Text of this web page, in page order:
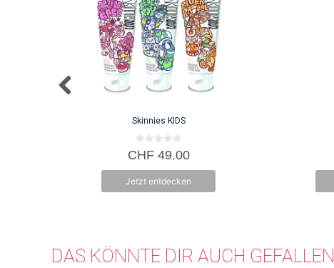
Skinnies KIDS
0
v
5
CHF49.00
Jetzt entdecken
DAS KÖNNTE DIR AUCH GEFALLEN